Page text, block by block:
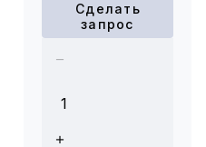
Сделать
запрос